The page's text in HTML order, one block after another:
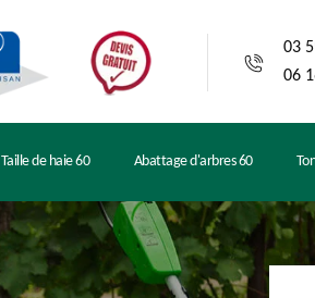
03
06
Taille de haie 60 Abattage d'arbres 60